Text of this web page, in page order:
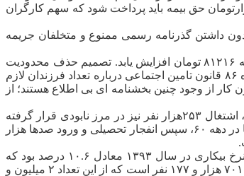
جدیدی که برای سال جاری از سوی تامین اجتماعی ابلاغ شده است، بابت ۱۱۰ هزار تومان حق بن ماهیانه به هر مشمول قانون کار ۳۳ هزارتومان حق بیمه باید پرداخت شود که سهم کارگران
داشتن گذرنامه رسمی ممنوع و متخلفان جریمه
با حذف محدودیت پرداخت حق اولاد به دو فرزند، انتظار می‌رود دریافتی مشمولان قانون کار دارای بیش از دو اولاد در سال جاری، به ازای هر فرزند ماهیانه ۸۱۲۱۶ تومان افزایش یابد. تصمیم حذف محدودیت
پرداخت حق اولاد تنها به دو فرزند خانوار کارگری در راستای سیاست های جدید جمعیتی کشور و تنظیم خانواده اتخاذ شده و دیگر شروط مطرح شده در ماده ۸۶ قانون تامین اجتماعی درباره تعداد فرزندان لازم
از وجود چنین بخشنامه ای بی اطلاع هستند؛ از
در حالی دولت مدعی ایجاد ۱.۲ میلیون شغل شده که گزارش ۳ ساله مرکز آمار نشان می‌دهد بیکاری تشدید شده و با افزایش ۲۴۰ هزارنفری تعداد بیکاران، اشتغال ۲۵۳هزار نفر نیز در مرز نابودی قرار گرفته
است. کارشناسان می گویند ترکیب جمعیتی جامعه ایران جوان است و تا سال‌ها نیز جوانان بزرگترین گروه جمعیتی کشور خواهند ماند. افزایش یکباره تولدها در دهه ۶۰، سپس انفجار تحصیلی و ورود صدها هزار
مرکز آمار ایران، نرخ بیکاری در سال ۹۴ را ۱۱ درصد اعلام کرد که نسبت به سال ۹۳ (۱۰.۶ درصد) معادل ۴ دهم درصد افزایش نشان می دهد. میانگین نرخ بیکاری در سال ۱۳۹۳ معادل ۱۰.۶ درصد بود که
میزان بیکاری سال ۱۳۹۴ رشد ۰.۴ درصدی نسبت به آن داشته است. نتایج این طرح نشان می دهد تعداد جمعیت فعال (شاغل و بیکار) در کشور ۲۴ میلیون و ۷۰۱ هزار و ۱۷۷ نفر است که از این تعداد ۲ میلیون و